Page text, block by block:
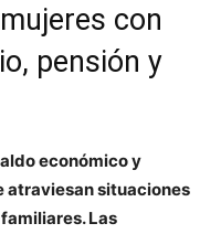
con
pensión y
económico y
atraviesan situaciones
Las